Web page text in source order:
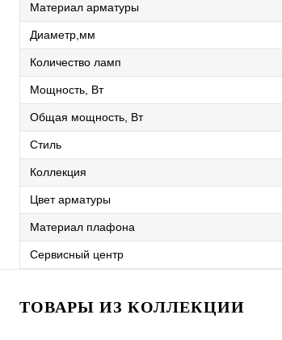
Материал арматуры
Диаметр,мм
Количество ламп
Мощность, Вт
Общая мощность, Вт
Стиль
Коллекция
Цвет арматуры
Материал плафона
Сервисный центр
ТОВАРЫ ИЗ КОЛЛЕКЦИИ